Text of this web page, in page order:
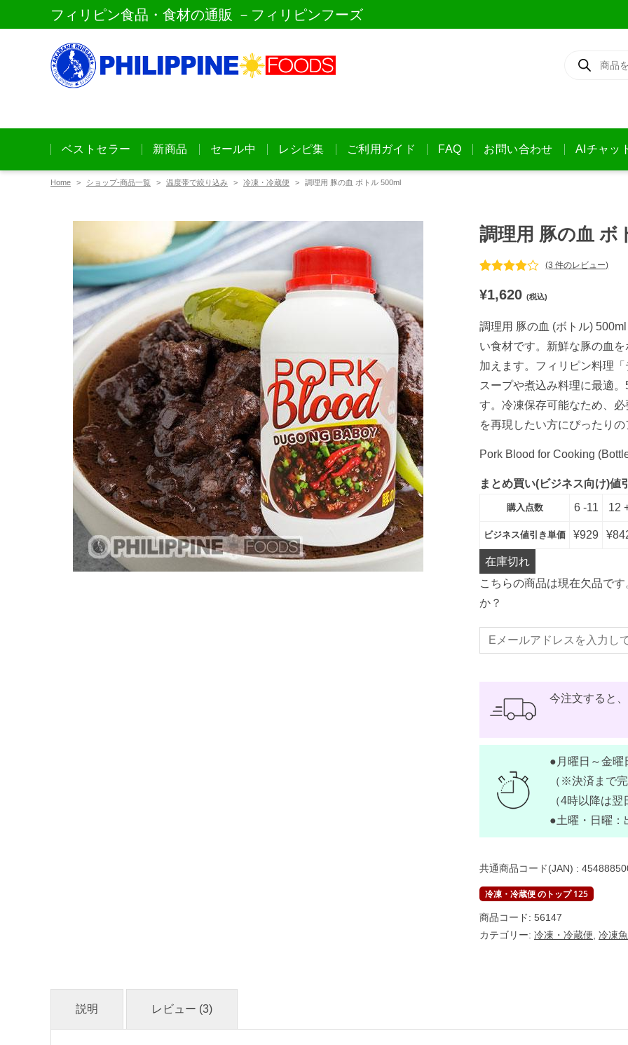
フィリピン食品・食材の通販 －フィリピンフーズ
ベストセラー 新商品 セール中 レシピ集 ご利用ガイド FAQ お問い合わせ AIチャッ
Home ショップ-商品一覧 温度帯で絞り込み 冷凍・冷蔵便 調理用 豚の血 ボトル 500ml
調理用 豚の血 ボ
者評価に
基づく5
のうち、
4.00
点
(3 件のレビュー)
¥1,620 (税込)
調理用 豚の血 (ボトル)
い食材です。新鮮な豚の血
加えます。フィリピン料理
スープや煮込み料理に最適
す。冷凍保存可能なため、
を再現したい方にぴったりの
Pork Blood for Cooking
まとめ買い(ビジネス向け)値
購入点数 6 -11 12
ビジネス値引き単価 ¥929 ¥
在庫切れ
こちらの商品は現在欠品で
か？
今注文すると、
●月曜日～金曜
（※決済まで完
（4時以降は翌
●土曜・日曜：
共通商品コード(JAN) :
冷凍・冷蔵便 のトップ 125
商品コード: 56147
カテゴリー: 冷凍・冷蔵便 冷凍
説明 レビュー (3)